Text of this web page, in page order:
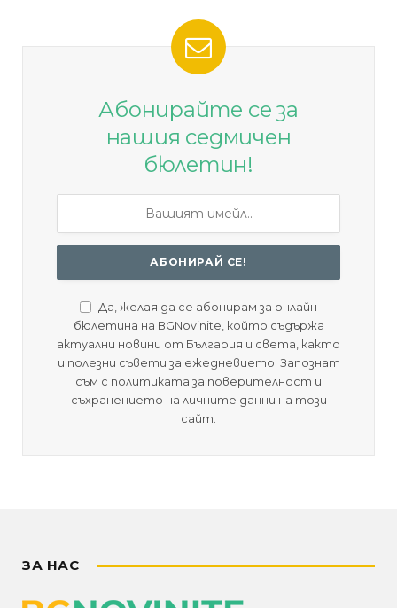
Абонирайте се за
нашия седмичен
бюлетин!
Да, желая да се абонирам за онлайн
бюлетина на BGNovinite, който съдържа
актуални новини от България и света, както
и полезни съвети за ежедневието. Запознат
съм с политиката за поверителност и
съхранението на личните данни на този
сайт.
ЗА НАС